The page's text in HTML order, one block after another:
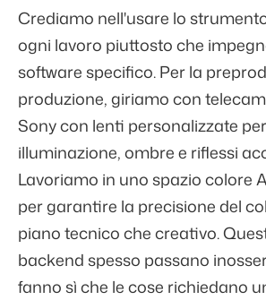
Crediamo nell'usare lo
ogni lavoro piuttosto che
software specifico. Per la
produzione, giriamo con
Sony con lenti personalizzate
illuminazione, ombre e riflessi
Lavoriamo in uno spazio colore
per garantire la precisione del
piano tecnico che creativo.
backend spesso passano
fanno sì che le cose richiedano